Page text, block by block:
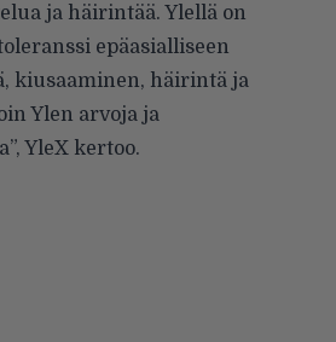
ja häirintää. Ylellä on
epäasialliseen
kiusaaminen, häirintä ja
Ylen arvoja ja
YleX kertoo.